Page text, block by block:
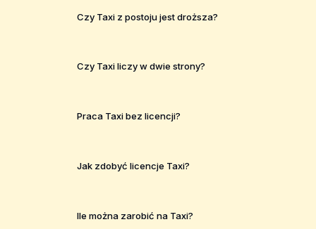
Czy Taxi z postoju jest droższa?
Czy Taxi liczy w dwie strony?
Praca Taxi bez licencji?
Jak zdobyć licencje Taxi?
Ile można zarobić na Taxi?